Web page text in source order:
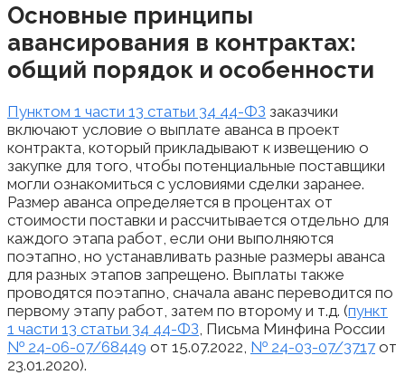
Основные принципы
авансирования в контрактах:
общий порядок и особенности
Пунктом 1 части 13 статьи 34 44-ФЗ заказчики
включают условие о выплате аванса в проект
контракта, который прикладывают к извещению о
закупке для того, чтобы потенциальные поставщики
могли ознакомиться с условиями сделки заранее.
Размер аванса определяется в процентах от
стоимости поставки и рассчитывается отдельно для
каждого этапа работ, если они выполняются
поэтапно, но устанавливать разные размеры аванса
для разных этапов запрещено. Выплаты также
проводятся поэтапно, сначала аванс переводится по
первому этапу работ, затем по второму и т.д. (пункт
1 части 13 статьи 34 44-ФЗ , Письма Минфина России
№ 24-06-07/68449 от 15.07.2022, № 24-03-07/3717от
23.01.2020).